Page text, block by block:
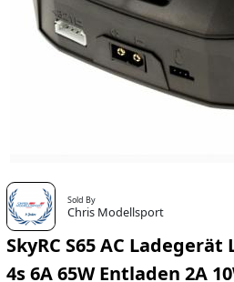
Sold By
Chris Modellsport
SkyRC S65 AC Ladegerät
4s 6A 65W Entladen 2A